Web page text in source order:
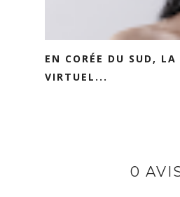
EN CORÉE DU SUD, LA
VIRTUEL...
0